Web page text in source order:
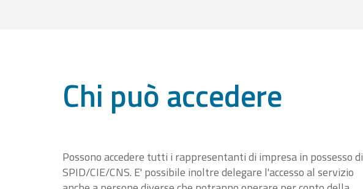
Chi può accedere
Possono accedere tutti i rappresentanti di impresa in possesso di
SPID/CIE/CNS. E' possibile inoltre delegare l'accesso al servizio